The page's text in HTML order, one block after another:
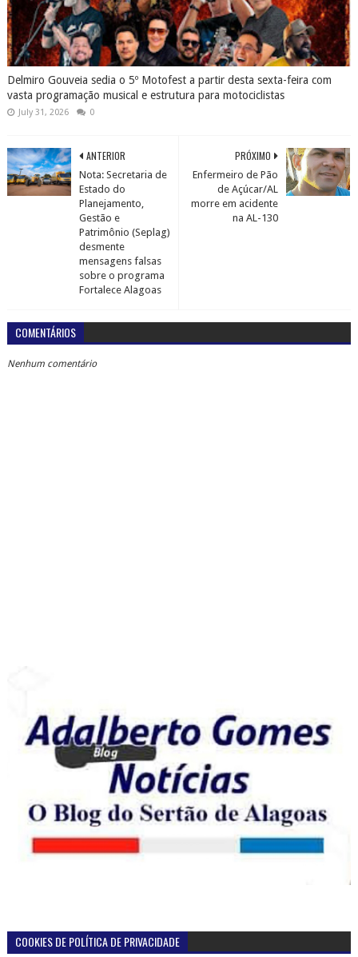
Delmiro Gouveia sedia o 5º Motofest a partir desta sexta-feira com
vasta programação musical e estrutura para motociclistas
July 31, 2026 0
PRÓXIMO
Enfermeiro de Pão
de Açúcar/AL
morre em acidente
na AL-130
ANTERIOR
Nota: Secretaria de
Estado do
Planejamento,
Gestão e
Patrimônio (Seplag)
desmente
mensagens falsas
sobre o programa
Fortalece Alagoas
COMENTÁRIOS
Nenhum comentário
COOKIES DE POLÍTICA DE PRIVACIDADE